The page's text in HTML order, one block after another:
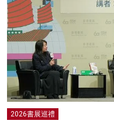
2026書展巡禮